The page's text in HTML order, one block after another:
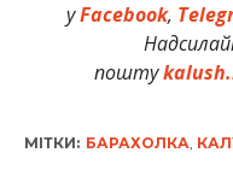
уFacebook,
пошту
МІТКИ: БАРАХОЛКА,